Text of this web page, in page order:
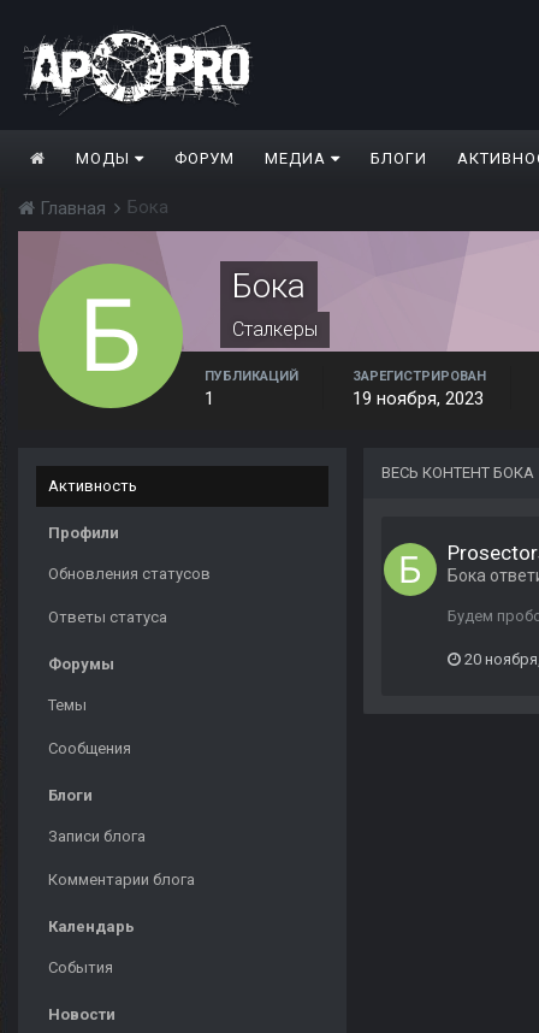
МОДЫ ФОРУМ МЕДИА БЛОГИ
Главная Бока
Бока
Сталкеры
ПУБЛИКАЦИЙ
1
ЗАРЕГИСТРИРОВАН
19 ноября, 2023
Активность
Профили
Обновления статусов
Ответы статуса
Форумы
Темы
Сообщения
Блоги
Записи блога
Комментарии блога
Календарь
События
Новости
ВЕСЬ КОНТЕНТ БОКА
Бока
Будем
20